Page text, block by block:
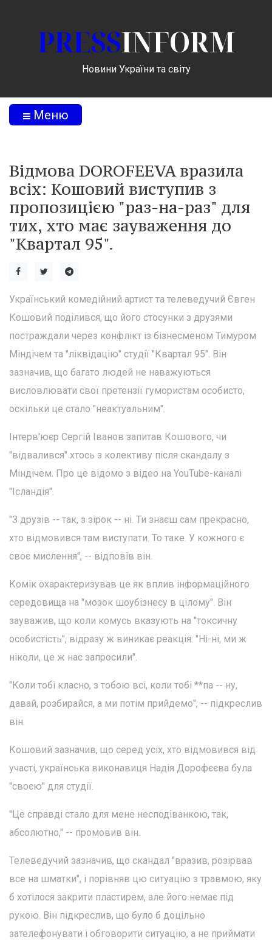
PRESSINFORM
Новини України та світу
Меню
Відмова DOROFEEVA вразила
всіх: Кошовий виступив з
пропозицією "раз-на-раз" для
тих, хто має зауваження до
"Квартал 95".
Український комедійний артист та телеведучий Євген
Кошовий поділився, що його стосунки з друзями
постраждали через конфлікт із бізнесменом Тимуром
Міндічем та "ліквідацію" студії "Квартал 95". Він
зазначив, що багато людей не наважуються
висловлювати свої претензії гумористам особисто,
оскільки це стало "неактуальним".
Інтерв'юєр Сергій Іванов запитав Кошового, чи
"відвалився" хтось з колективу після скандалу з
Міндічем. Про це відомо з відео на YouTube-каналі
"Ісландія".
"З друзів -- так, з зірок -- ні. Ти знаєш сам прекрасно,
хто відмовився там виступати. То таке. У кожного є
своє мислення", -- відповів він.
Комік охарактеризував це як вплив інформаційного
середовища на "мозок шоубізнесу в цілому". Він
зауважив, що коли комусь вказують на "токсичну
особистість", відразу ж виникає реакція: "Ні-ні, ми ж
ніколи, це ж нас запросили".
"Коли тобі класно, з тобою всі, коли тобі **па -- ну,
давай, розбирайся, а ми потім прийдемо", -- підкреслив
він.
Кошовий зазначив, що серед усіх, хто відмовився від
участі, українська виконавиця Надія Дорофєєва була
"своєю" для студії.
"Це справді стало для мене несподіванкою, так,
абсолютно," -- промовив він.
Телеведучий зазначив, що скандал "вразив, розірвав
все на шматки", і порівняв цю ситуацію з травмою, яку
б хотілося закрити пластирем, але його немає під
рукою. Він підкреслив, що було б доцільно
зателефонувати і обговорити ситуацію, а не приймати